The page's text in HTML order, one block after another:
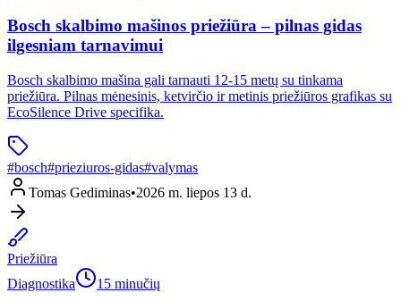
Bosch skalbimo mašinos priežiūra – pilnas gidas
ilgesniam tarnavimui
Bosch skalbimo mašina gali tarnauti 12-15 metų su tinkama
priežiūra. Pilnas mėnesinis, ketvirčio ir metinis priežiūros grafikas su
EcoSilence Drive specifika.
#bosch#prieziuros-gidas#valymas
Tomas Gediminas•2026 m. liepos 13 d.
Priežiūra
Diagnostika
15 minučių